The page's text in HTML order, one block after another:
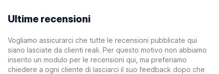
Ultime recensioni
Vogliamo assicurarci che tutte le recensioni pubblicate qui
siano lasciate da clienti reali. Per questo motivo non abbiamo
inserito un modulo per le recensioni qui, ma preferiamo
chiedere a ogni cliente di lasciarci il suo feedback dopo che